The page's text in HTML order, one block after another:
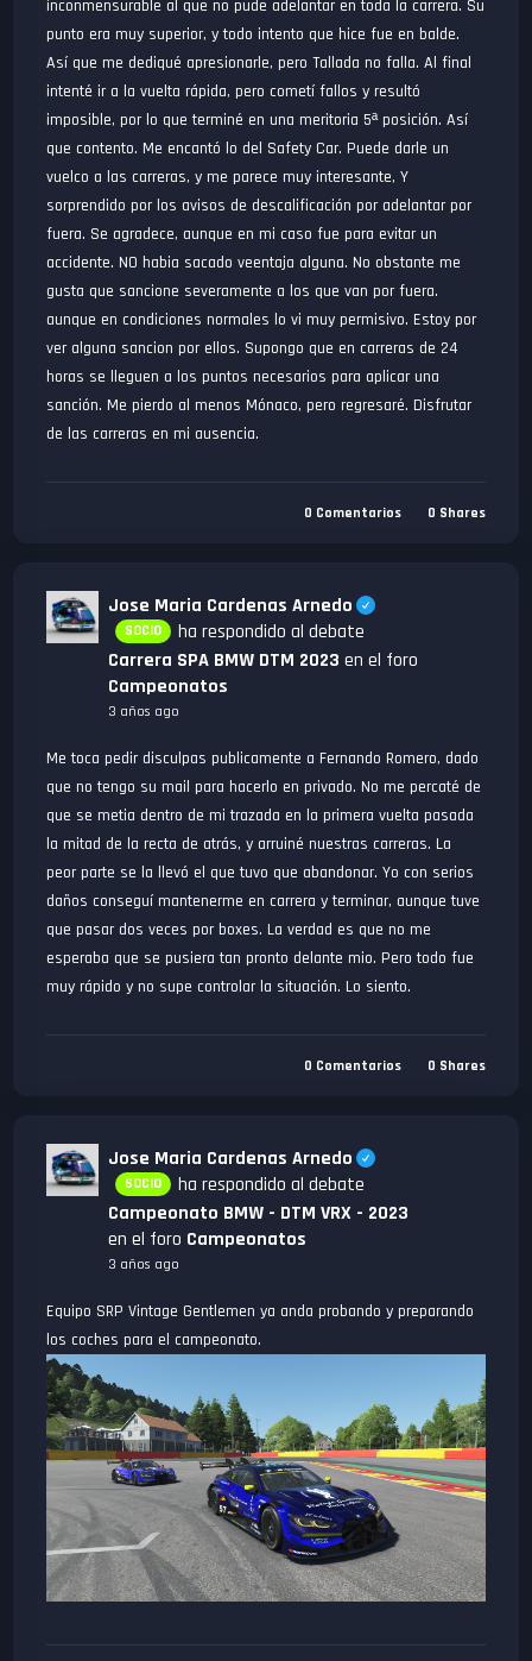
inconmensurable al que no pude adelantar en toda la carrera. Su
punto era muy superior, y todo intento que hice fue en balde.
Así que me dediqué apresionarle, pero Tallada no falla. Al final
intenté ir a la vuelta rápida, pero cometí fallos y resultó
imposible, por lo que terminé en una meritoria 5ª posición. Así
que contento. Me encantó lo del Safety Car. Puede darle un
vuelco a las carreras, y me parece muy interesante, Y
sorprendido por los avisos de descalificación por adelantar por
fuera. Se agradece, aunque en mi caso fue para evitar un
accidente. NO habia sacado veentaja alguna. No obstante me
gusta que sancione severamente a los que van por fuera.
aunque en condiciones normales lo vi muy permisivo. Estoy por
ver alguna sancion por ellos. Supongo que en carreras de 24
horas se lleguen a los puntos necesarios para aplicar una
sanción. Me pierdo al menos Mónaco, pero regresaré. Disfrutar
de las carreras en mi ausencia.
0 Comentarios 0 Shares
Jose Maria Cardenas Arnedo
SOCIO
ha respondido al debate
Carrera SPA BMW DTM 2023 en el foro
Campeonatos
3 años ago
Me toca pedir disculpas publicamente a Fernando Romero, dado
que no tengo su mail para hacerlo en privado. No me percaté de
que se metia dentro de mi trazada en la primera vuelta pasada
la mitad de la recta de atrás, y arruiné nuestras carreras. La
peor parte se la llevó el que tuvo que abandonar. Yo con serios
daños conseguí mantenerme en carrera y terminar, aunque tuve
que pasar dos veces por boxes. La verdad es que no me
esperaba que se pusiera tan pronto delante mio. Pero todo fue
muy rápido y no supe controlar la situación. Lo siento.
0 Comentarios 0 Shares
Jose Maria Cardenas Arnedo
SOCIO
ha respondido al debate
Campeonato BMW - DTM VRX - 2023
en el foro Campeonatos
3 años ago
Equipo SRP Vintage Gentlemen ya anda probando y preparando
los coches para el campeonato.